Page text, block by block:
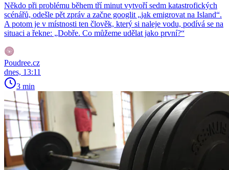
Někdo při problému během tří minut vytvoří sedm katastrofických
scénářů, odešle pět zpráv a začne googlit „jak emigrovat na Island“.
A potom je v místnosti ten člověk, který si naleje vodu, podívá se na
situaci a řekne: „Dobře. Co můžeme udělat jako první?“
Poudree.cz
dnes, 13:11
3 min